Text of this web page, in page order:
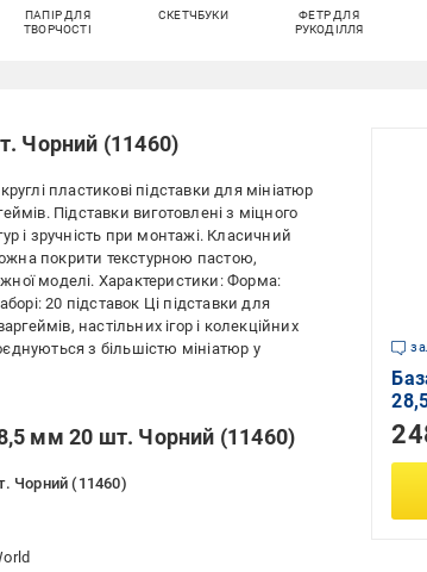
ПАПІР ДЛЯ
ТВОРЧОСТІ
СКЕТЧБУКИ
ФЕТР ДЛЯ
РУКОДІЛЛЯ
Чорний (11460)
пластикові підставки для мініатюр
Підставки виготовлені з міцного
і зручність при монтажі. Класичний
покрити текстурною пастою,
моделі. Характеристики: Форма:
20 підставок Ці підставки для
настільних ігор і колекційних
з більшістю мініатюр у
мм 20 шт. Чорний (11460)
Чорний (11460)